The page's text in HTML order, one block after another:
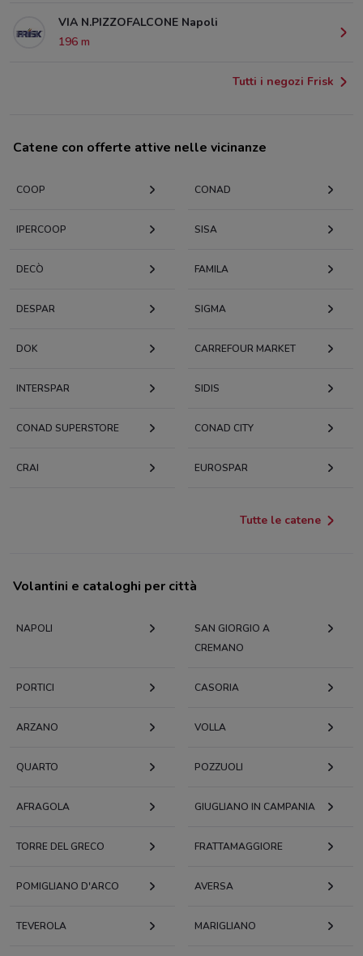
VIA N.PIZZOFALCONE Napoli
196 m
Tutti i negozi Frisk
Catene con offerte attive nelle vicinanze
COOP CONAD
IPERCOOP SISA
DECÒ FAMILA
DESPAR SIGMA
DOK CARREFOUR MARKET
INTERSPAR SIDIS
CONAD SUPERSTORE CONAD CITY
CRAI EUROSPAR
Tutte le catene
Volantini e cataloghi per città
NAPOLI
SAN GIORGIO A
CREMANO
PORTICI CASORIA
ARZANO VOLLA
QUARTO POZZUOLI
AFRAGOLA GIUGLIANO IN CAMPANIA
TORRE DEL GRECO FRATTAMAGGIORE
POMIGLIANO D'ARCO AVERSA
TEVEROLA MARIGLIANO